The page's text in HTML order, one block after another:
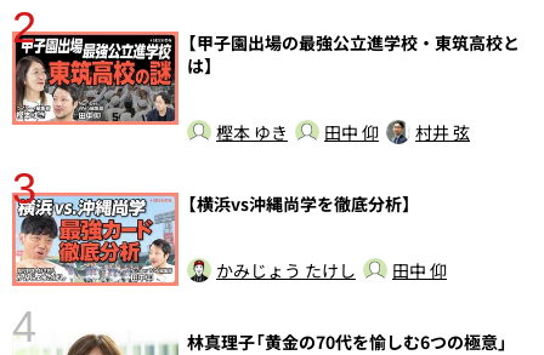
2
【甲子園出場の最強公立進学校・東筑高校と
は】
樫本 ゆき 田中 仰 村井 弦
3 【横浜vs沖縄尚学を徹底分析】
かみじょう たけし 田中 仰
4
林真理子「黄金の70代を愉しむ6つの極意」